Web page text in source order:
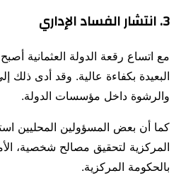
3. انتشار الفساد الإداري
مع اتساع رقعة الدولة العثمانية
البعيدة بكفاءة عالية. وقد أدى ذلك
والرشوة داخل مؤسسات الدولة.
كما أن بعض المسؤولين المحليين
المركزية لتحقيق مصالح شخصية،
بالحكومة المركزية.